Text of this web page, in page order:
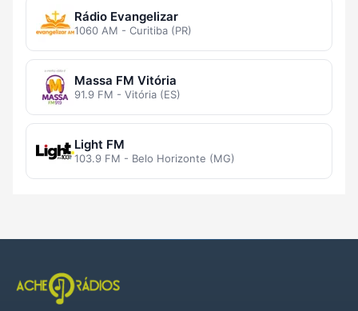
Rádio Evangelizar
1060 AM - Curitiba (PR)
Massa FM Vitória
91.9 FM - Vitória (ES)
Light FM
103.9 FM - Belo Horizonte (MG)